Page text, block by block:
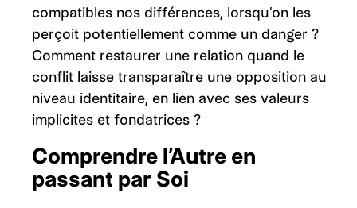
compatibles nos différences, lorsqu’on les
perçoit potentiellement comme un danger ?
Comment restaurer une relation quand le
conflit laisse transparaître une opposition au
niveau identitaire, en lien avec ses valeurs
implicites et fondatrices ?
Comprendre l’Autre en
passant par Soi